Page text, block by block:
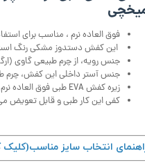
فوق العاده نرم ، مناسب برای
این کفش دستدوز مشکی رنگ
جنس رویه، از چرم طبیعی گاوی
جنس آستر داخلی این کفش،
زیره کفش EVA طبی فوق العاده نرم و سبک.
کفی این کار طبی و قابل تعویض
انتخاب سایز مناسب(کلیک